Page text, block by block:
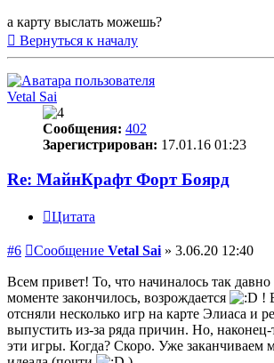
а карту выслать можешь?
Вернуться к началу
Vetal Sai
Сообщения: 402
Зарегистрирован: 17.01.16 01:23
Re: МайнКрафт Форт Боярд
Цитата
#6 Сообщение Vetal Sai » 3.06.20 12:40
Всем привет! То, что начиналось так
моменте закончилось, возрождается
!
отсняли несколько игр на карте Элиаса и
выпустить из-за ряда причин. Но,
эти игры. Когда? Скоро. Уже заканчиваем